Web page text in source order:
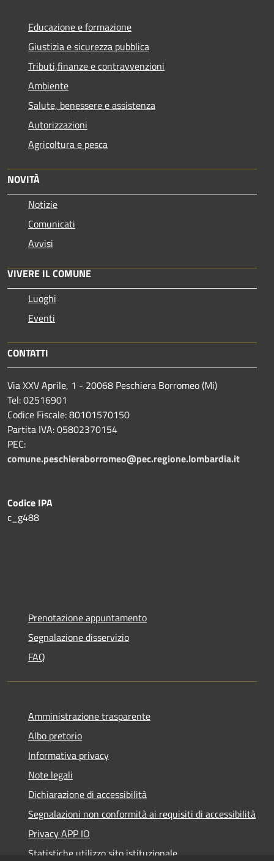
Educazione e formazione
Giustizia e sicurezza pubblica
Tributi,finanze e contravvenzioni
Ambiente
Salute, benessere e assistenza
Autorizzazioni
Agricoltura e pesca
NOVITÀ
Notizie
Comunicati
Avvisi
VIVERE IL COMUNE
Luoghi
Eventi
CONTATTI
Via XXV Aprile, 1 - 20068 Peschiera Borromeo (Mi)
Tel: 02516901
Codice Fiscale: 80101570150
Partita IVA: 05802370154
PEC:
comune.peschieraborromeo@pec.regione.lombardia.it
Codice IPA
c_g488
Prenotazione appuntamento
Segnalazione disservizio
FAQ
Amministrazione trasparente
Albo pretorio
Informativa privacy
Note legali
Dichiarazione di accessibilità
Segnalazioni non conformità ai requisiti di accessibilità
Privacy APP IO
Statistiche utilizzo sito istituzionale